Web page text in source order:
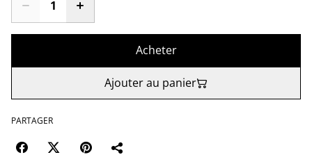
Acheter
Ajouter au panier
PARTAGER